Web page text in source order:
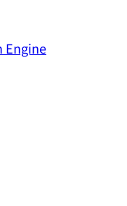
Engine